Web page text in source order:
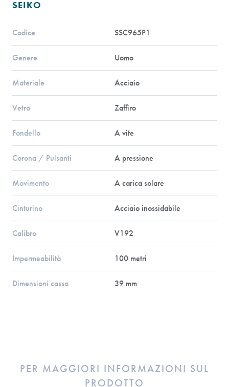
SEIKO
Codice SSC965P1
Genere Uomo
Materiale Acciaio
Vetro Zaffiro
Fondello A vite
Corona / Pulsanti A pressione
Movimento A carica solare
Cinturino Acciaio inossidabile
Calibro V192
Impermeabilità 100 metri
Dimensioni cassa 39 mm
PER MAGGIORI INFORMAZIONI SUL
PRODOTTO